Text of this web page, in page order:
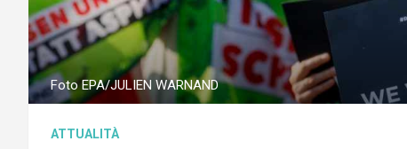
Foto EPA/JULIEN WARNAND
ATTUALITÀ